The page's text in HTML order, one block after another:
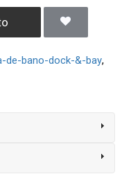
de-bano-dock-&-bay